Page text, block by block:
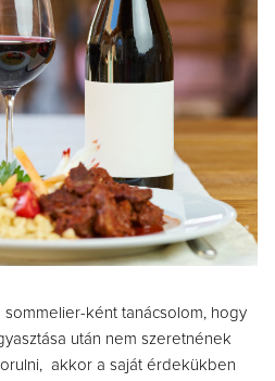
ként tanácsolom, hogy
után nem szeretnének
akkor a saját érdekükben